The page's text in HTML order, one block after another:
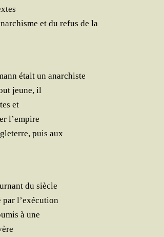
et du refus de la
était un anarchiste
jeune, il
et
l’empire
puis aux
du siècle
l’exécution
à une